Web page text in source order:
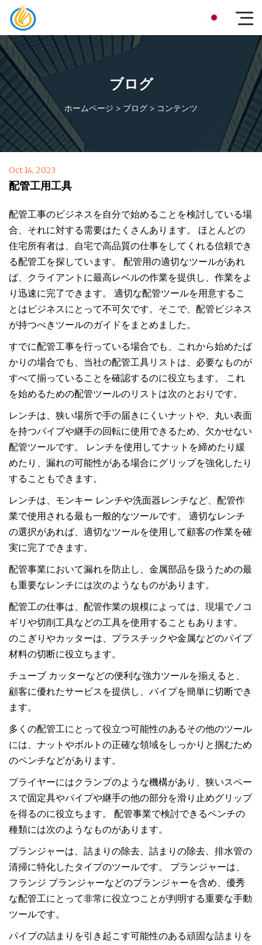
ブログ
ホームページ > ブログ > コンテンツ
Oct 14, 2023
配管工用工具
配管工事のビジネスを自分で始めることを検討している場
合、それに対する需要はたくさんあります。 ほとんどの
住宅所有者は、自宅で高品質の仕事をしてくれる信頼でき
る配管工を探しています。 配管用の適切なツールがあれ
ば、クライアントに最高レベルの作業を提供し、作業をよ
り迅速に完了できます。 適切な配管ツールを用意するこ
とはビジネスにとって不可欠です。そこで、配管ビジネス
が持つべきツールのガイドをまとめました。
すでに配管工事を行っている場合でも、これから始めたば
かりの場合でも、当社の配管工具リストは、必要なものが
すべて揃っていることを確認するのに役立ちます。 これ
を始めるための配管ツールのリストは次のとおりです。
レンチは、狭い場所で手の届きにくいナットや、丸い表面
を持つパイプや継手の回転に使用できるため、欠かせない
配管ツールです。 レンチを使用してナットを締めたり緩
めたり、漏れの可能性がある場合にグリップを強化したり
することもできます。
レンチは、モンキー レンチや洗面器レンチなど、配管作
業で使用される最も一般的なツールです。 適切なレンチ
の選択があれば、適切なツールを使用して顧客の作業を確
実に完了できます。
配管事業において漏れを防止し、金属部品を扱うための最
も重要なレンチには次のようなものがあります。
配管工の仕事は、配管作業の規模によっては、現場でノコ
ギリや切削工具などの工具を使用することもあります。
のこぎりやカッターは、プラスチックや金属などのパイプ
材料の切断に役立ちます。
チューブ カッターなどの便利な強力ツールを揃えると、
顧客に優れたサービスを提供し、パイプを簡単に切断でき
ます。
多くの配管工にとって役立つ可能性のあるその他のツール
には、ナットやボルトの正確な領域をしっかりと掴むため
のペンチなどがあります。
プライヤーにはクランプのような機構があり、狭いスペー
スで固定具やパイプや継手の他の部分を滑り止めグリップ
を得るのに役立ちます。 配管事業で検討できるペンチの
種類には次のようなものがあります。
プランジャーは、詰まりの除去、詰まりの除去、排水管の
清掃に特化したタイプのツールです。 プランジャーは、
フランジ プランジャーなどのプランジャーを含め、優秀
な配管工にとって非常に役立つことが判明する重要な手動
ツールです。
パイプの詰まりを引き起こす可能性のある頑固な詰まりを